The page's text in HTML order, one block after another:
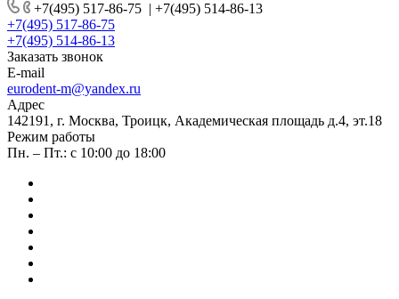
+7(495) 517-86-75 | +7(495) 514-86-13
+7(495) 517-86-75
+7(495) 514-86-13
Заказать звонок
E-mail
eurodent-m@yandex.ru
Адрес
142191, г. Москва, Троицк, Академическая площадь д.4, эт.18
Режим работы
Пн. – Пт.: с 10:00 до 18:00